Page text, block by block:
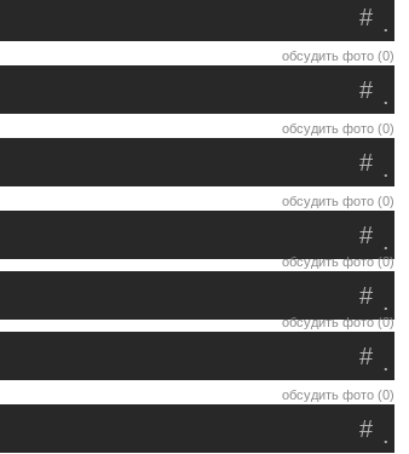
.
#
обсудить фото (0)
.
#
обсудить фото (0)
.
#
обсудить фото (0)
.
#
обсудить фото (0)
.
#
обсудить фото (0)
.
#
обсудить фото (0)
.
#